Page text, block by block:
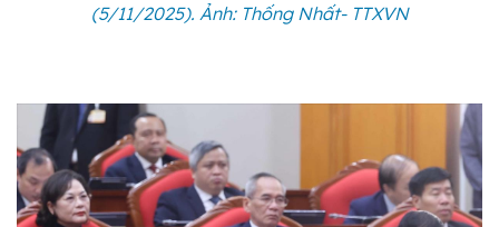
(5/11/2025). Ảnh: Thống Nhất- TTXVN